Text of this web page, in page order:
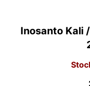
Inosanto Kali